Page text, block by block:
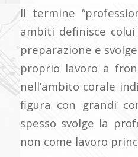
Il termine
ambiti definisce
preparazione e
proprio lavoro a
nell’ambito corale
figura con grandi
spesso svolge la
non come lavoro